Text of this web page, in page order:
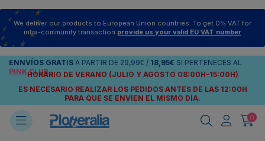
We deliver our products to European Union countries. To get 0% VAT for
intra-community transaction provide us your valid EU VAT number
ENNVÍOS GRATIS A PARTIR DE 29,99€ / 18,95€ SI PERTENECES AL
PINK CLUB
HORARIO DE VERANO (JULIO Y AGOSTO 08:00H-15:00H)
ES NECESARIO REALIZAR LOS PEDIDOS ANTES DE LAS 12:00H
PARA QUE SE ENVÍEN EL MISMO DÍA.
0